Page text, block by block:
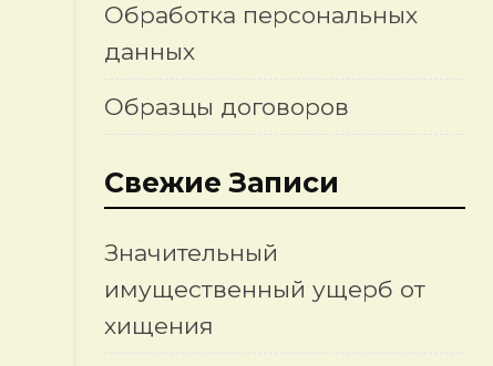
Обработка персональных
данных
Образцы договоров
Свежие Записи
Значительный
имущественный ущерб от
хищения